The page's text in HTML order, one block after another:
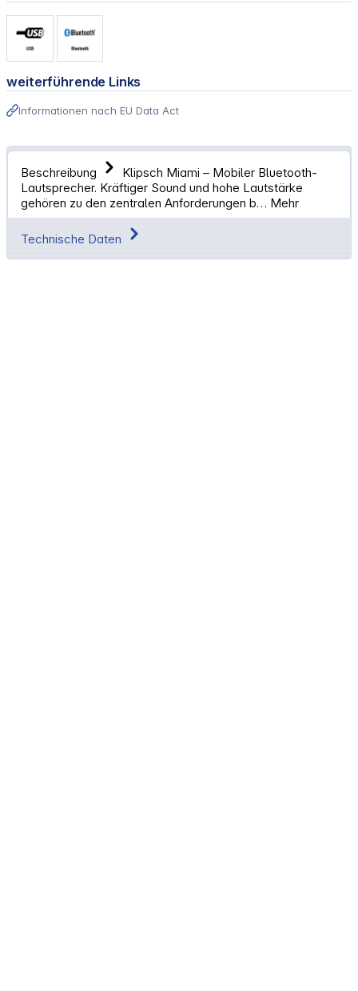
weiterführende Links
Informationen nach EU Data Act
Beschreibung
Klipsch Miami – Mobiler Bluetooth-
Lautsprecher. Kräftiger Sound und hohe Lautstärke
gehören zu den zentralen Anforderungen b… Mehr
Technische Daten